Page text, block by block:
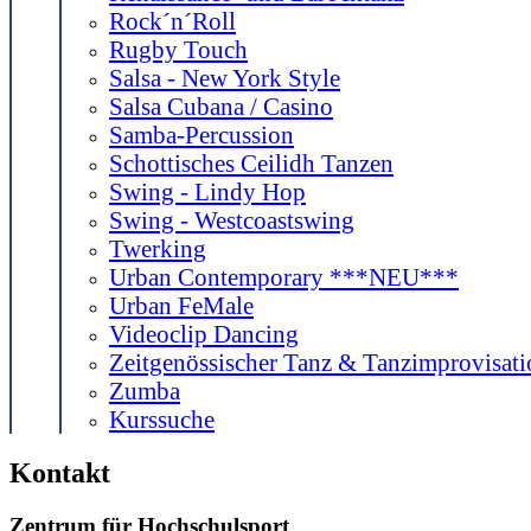
Rock´n´Roll
Rugby Touch
Salsa - New York Style
Salsa Cubana / Casino
Samba-Percussion
Schottisches Ceilidh Tanzen
Swing - Lindy Hop
Swing - Westcoastswing
Twerking
Urban Contemporary ***NEU***
Urban FeMale
Videoclip Dancing
Zeitgenössischer Tanz &
Zumba
Kurssuche
Kontakt
Zentrum für Hochschulsport